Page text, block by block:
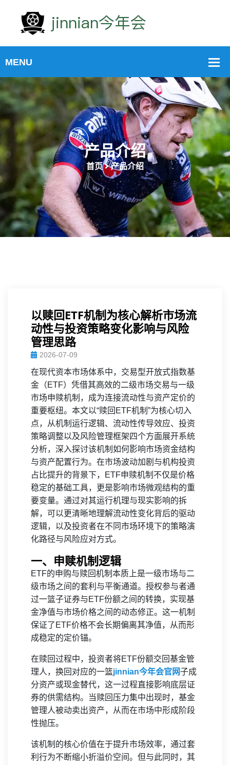
产品介绍
首页 产品介绍
以赎回ETF机制为核心解析市场流
动性与投资策略变化影响与风险
管理思路
2026-07-09
在现代资本市场体系中，交易型开放式指数基
金（ETF）凭借其高效的二级市场交易与一级
市场申赎机制，成为连接流动性与资产定价的
重要枢纽。本文以“赎回ETF机制”为核心切入
点，从机制运行逻辑、流动性传导效应、投资
策略调整以及风险管理框架四个方面展开系统
分析，深入探讨该机制如何影响市场资金结构
与资产配置行为。在市场波动加剧与机构投资
占比提升的背景下，ETF申赎机制不仅是价格
稳定的基础工具，更是影响市场微观结构的重
要变量。通过对其运行机理与现实影响的拆
解，可以更清晰地理解流动性变化背后的驱动
逻辑，以及投资者在不同市场环境下的策略演
化路径与风险应对方式。
一、申赎机制逻辑
ETF的申购与赎回机制本质上是一级市场与二
级市场之间的套利与平衡通道。授权参与者通
过一篮子证券与ETF份额之间的转换，实现基
金净值与市场价格之间的动态修正。这一机制
保证了ETF价格不会长期偏离其净值，从而形
成稳定的定价锚。
在赎回过程中，投资者将ETF份额交回基金管
理人，换回对应的一篮jinnian今年会官网子成
分资产或现金替代，这一过程直接影响底层证
券的供需结构。当赎回压力集中出现时，基金
管理人被动卖出资产，从而在市场中形成阶段
性抛压。
该机制的核心价值在于提升市场效率，通过套
利行为不断缩小折溢价空间。但与此同时，其